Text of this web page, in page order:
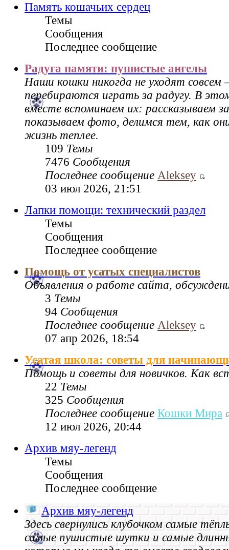
Память кошачьих сердец
Темы
Сообщения
Последнее сообщение
Радуга памяти: пушистые ангелы
Наши кошки никогда не уходят
перебираются играть за радугу. В
вместе вспоминаем их: рассказываем
показываем фото, делимся тем, как
жизнь теплее.
109 Темы
7476 Сообщения
Последнее сообщение Aleksey
03 июл 2026, 21:51
Лапки помощи: технический раздел
Темы
Сообщения
Последнее сообщение
Помощь от усатых специалистов
Объявления о работе сайта,
3 Темы
94 Сообщения
Последнее сообщение Aleksey
07 апр 2026, 18:54
Усатая школа: советы для
Помощь и советы для новичков. Как
22 Темы
325 Сообщения
Последнее сообщение Кошки Мира
12 июл 2026, 20:44
Архив мяу-легенд
Темы
Сообщения
Последнее сообщение
Архив мяу-легенд
Здесь свернулись клубочком самые
самые пушистые шутки и самые